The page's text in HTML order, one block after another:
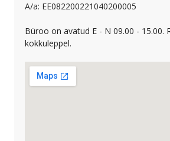
A/a: EE082200221040200005
Büroo on avatud E - N 09.00 - 15.00.
kokkuleppel.